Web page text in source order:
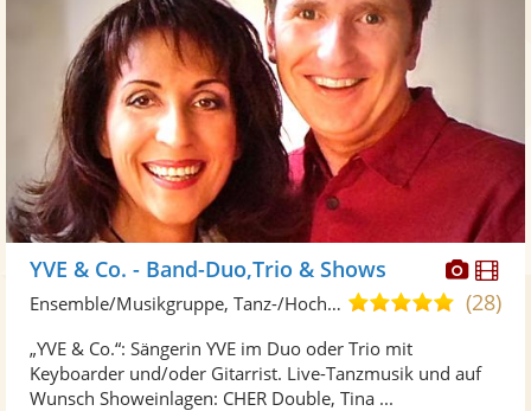
YVE & Co. - Band-Duo,Trio & Shows
5,0(28)
Ensemble/Musikgruppe, Tanz-/Hochzeitsband
„YVE & Co.“: Sängerin YVE im Duo oder Trio mit
Keyboarder und/oder Gitarrist. Live-Tanzmusik und auf
Wunsch Showeinlagen: CHER Double, Tina ...